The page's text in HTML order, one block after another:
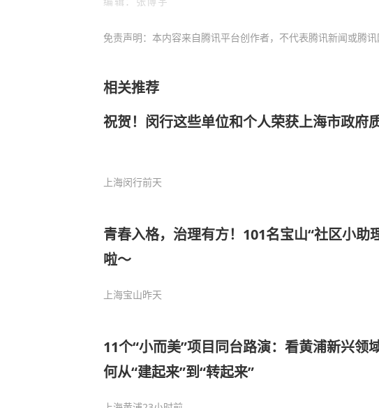
免责声明：本内容来自腾讯平台创作者，不代表腾讯新闻或腾讯
相关推荐
祝贺！闵行这些单位和个人荣获上海市政府
上海闵行前天
青春入格，治理有方！101名宝山“社区小助
啦～
上海宝山昨天
11个“小而美”项目同台路演：看黄浦新兴领
何从“建起来”到“转起来”